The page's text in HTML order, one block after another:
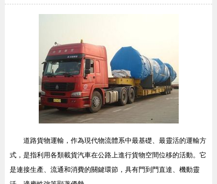
道路貨物運輸，作為現代物流體系中最基礎、最靈活的運輸方
式，是指利用各類載貨汽車在公路上進行貨物空間位移的活動。它
是連接生產、流通和消費的關鍵環節，具有門到門直達、機動靈